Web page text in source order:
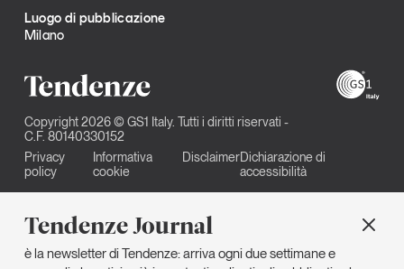
Tendenze Journal
è la newsletter di Tendenze: arriva ogni due settimane e
Luogo di pubblicazione
Milano
Copyright 2026 © GS1 Italy. Tutti i diritti riservati -
C.F. 80140330152
Privacy
policy
Informativa
cookie
DisclaimerDichiarazione di
accessibilità